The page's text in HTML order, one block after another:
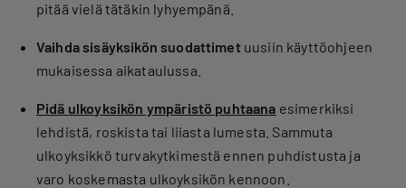
pitää vielä tätäkin lyhyempänä.
Vaihda sisäyksikön suodattimetuusiin käyttöohjeen
mukaisessa aikataulussa.
Pidä ulkoyksikön ympäristö puhtaana esimerkiksi
lehdistä, roskista tai liiasta lumesta. Sammuta
ulkoyksikkö turvakytkimestä ennen puhdistusta ja
varo koskemasta ulkoyksikön kennoon.